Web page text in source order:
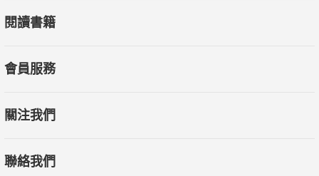
閱讀書籍
會員服務
關注我們
聯絡我們